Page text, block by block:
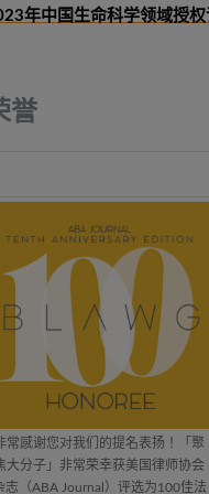
年中国生命科学领域授
誉
常感谢您对我们的提名表扬！「聚
大分子」非常荣幸获美国律师协会
志（ABA Journal）评选为100佳法